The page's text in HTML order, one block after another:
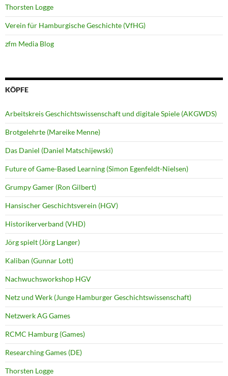
Thorsten Logge
Verein für Hamburgische Geschichte (VfHG)
zfm Media Blog
KÖPFE
Arbeitskreis Geschichtswissenschaft und digitale Spiele (AKGWDS)
Brotgelehrte (Mareike Menne)
Das Daniel (Daniel Matschijewski)
Future of Game-Based Learning (Simon Egenfeldt-Nielsen)
Grumpy Gamer (Ron Gilbert)
Hansischer Geschichtsverein (HGV)
Historikerverband (VHD)
Jörg spielt (Jörg Langer)
Kaliban (Gunnar Lott)
Nachwuchsworkshop HGV
Netz und Werk (Junge Hamburger Geschichtswissenschaft)
Netzwerk AG Games
RCMC Hamburg (Games)
Researching Games (DE)
Thorsten Logge